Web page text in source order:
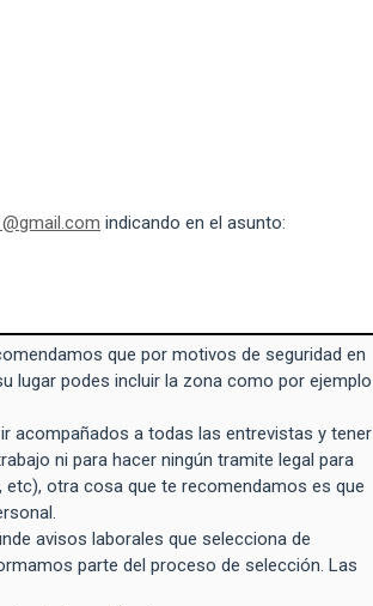
indicando en el asunto:
que por motivos de seguridad en
lugar podes incluir la zona como por ejemplo
acompañados a todas las entrevistas y tener
ni para hacer ningún tramite legal para
otra cosa que te recomendamos es que
avisos laborales que selecciona de
parte del proceso de selección. Las